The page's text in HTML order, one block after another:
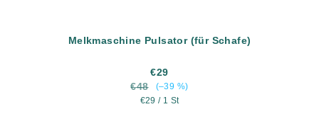
Melkmaschine Pulsator (für Schafe)
€29
€48
(–39 %)
Verkaufspreis:
€29 / 1 St